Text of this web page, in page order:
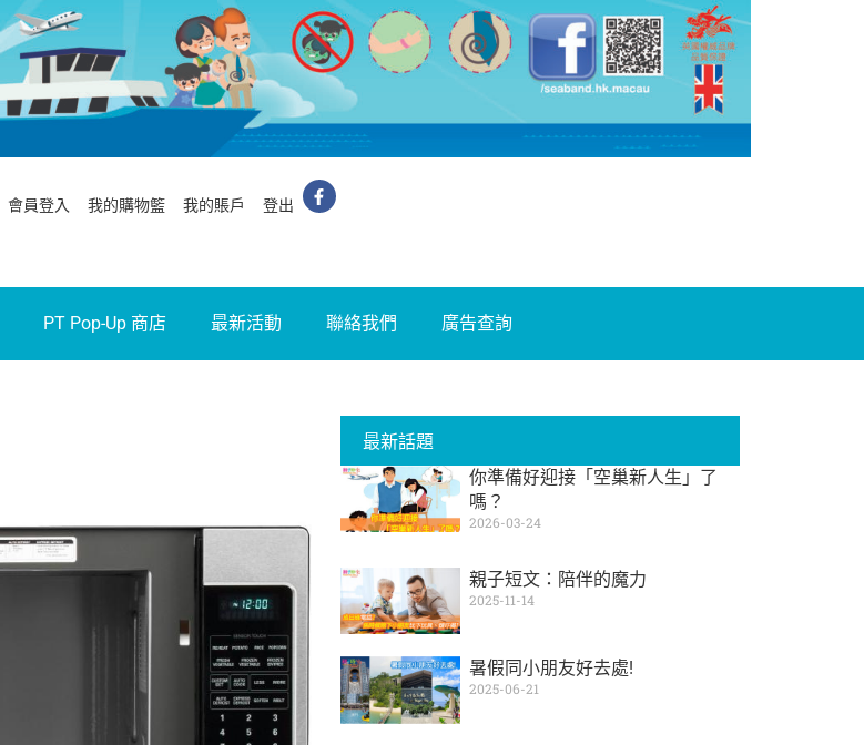
會員登入 我的購物籃 我的賬戶 登出
PT Pop-Up 商店 最新活動 聯絡我們 廣告查詢
最新話題
你準備好迎接「空巢新人生」了
嗎？
2026-03-24
親子短文：陪伴的魔力
2025-11-14
暑假同小朋友好去處!
2025-06-21